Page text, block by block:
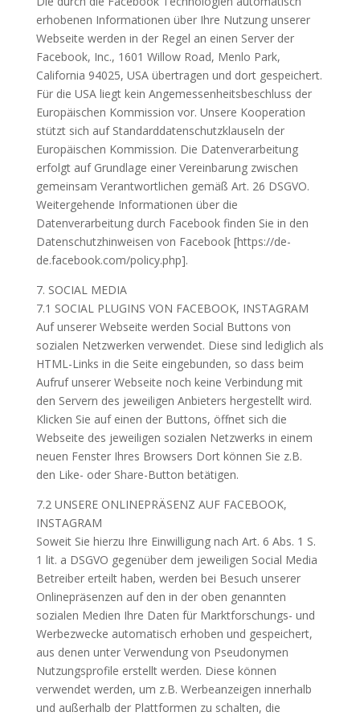
erhobenen Informationen über Ihre Nutzung unserer
Webseite werden in der Regel an einen Server der
Facebook, Inc., 1601 Willow Road, Menlo Park,
California 94025, USA übertragen und dort gespeichert.
Für die USA liegt kein Angemessenheitsbeschluss der
Europäischen Kommission vor. Unsere Kooperation
stützt sich auf Standarddatenschutzklauseln der
Europäischen Kommission. Die Datenverarbeitung
erfolgt auf Grundlage einer Vereinbarung zwischen
gemeinsam Verantwortlichen gemäß Art. 26 DSGVO.
Weitergehende Informationen über die
Datenverarbeitung durch Facebook finden Sie in den
Datenschutzhinweisen von Facebook [https://de-
de.facebook.com/policy.php].
7. SOCIAL MEDIA
7.1 SOCIAL PLUGINS VON FACEBOOK, INSTAGRAM
Auf unserer Webseite werden Social Buttons von
sozialen Netzwerken verwendet. Diese sind lediglich als
HTML-Links in die Seite eingebunden, so dass beim
Aufruf unserer Webseite noch keine Verbindung mit
den Servern des jeweiligen Anbieters hergestellt wird.
Klicken Sie auf einen der Buttons, öffnet sich die
Webseite des jeweiligen sozialen Netzwerks in einem
neuen Fenster Ihres Browsers Dort können Sie z.B.
den Like- oder Share-Button betätigen.
7.2 UNSERE ONLINEPRÄSENZ AUF FACEBOOK,
INSTAGRAM
Soweit Sie hierzu Ihre Einwilligung nach Art. 6 Abs. 1 S.
1 lit. a DSGVO gegenüber dem jeweiligen Social Media
Betreiber erteilt haben, werden bei Besuch unserer
Onlinepräsenzen auf den in der oben genannten
sozialen Medien Ihre Daten für Marktforschungs- und
Werbezwecke automatisch erhoben und gespeichert,
aus denen unter Verwendung von Pseudonymen
Nutzungsprofile erstellt werden. Diese können
verwendet werden, um z.B. Werbeanzeigen innerhalb
und außerhalb der Plattformen zu schalten, die